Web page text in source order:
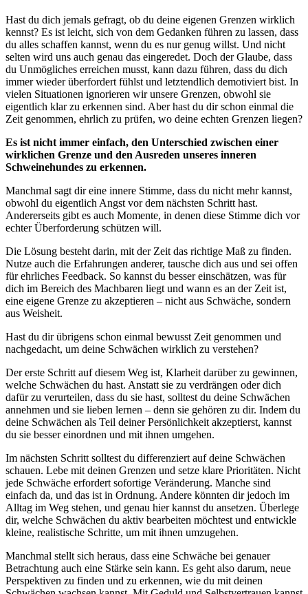
Hast du dich jemals gefragt, ob du deine eigenen Grenzen wirklich
kennst? Es ist leicht, sich von dem Gedanken führen zu lassen, dass
du alles schaffen kannst, wenn du es nur genug willst. Und nicht
selten wird uns auch genau das eingeredet. Doch der Glaube, dass
du Unmögliches erreichen musst, kann dazu führen, dass du dich
immer wieder überfordert fühlst und letztendlich demotiviert bist. In
vielen Situationen ignorieren wir unsere Grenzen, obwohl sie
eigentlich klar zu erkennen sind. Aber hast du dir schon einmal die
Zeit genommen, ehrlich zu prüfen, wo deine echten Grenzen liegen?
Es ist nicht immer einfach, den Unterschied zwischen einer
wirklichen Grenze und den Ausreden unseres inneren
Schweinehundes zu erkennen.
Manchmal sagt dir eine innere Stimme, dass du nicht mehr kannst,
obwohl du eigentlich Angst vor dem nächsten Schritt hast.
Andererseits gibt es auch Momente, in denen diese Stimme dich vor
echter Überforderung schützen will.
Die Lösung besteht darin, mit der Zeit das richtige Maß zu finden.
Nutze auch die Erfahrungen anderer, tausche dich aus und sei offen
für ehrliches Feedback. So kannst du besser einschätzen, was für
dich im Bereich des Machbaren liegt und wann es an der Zeit ist,
eine eigene Grenze zu akzeptieren – nicht aus Schwäche, sondern
aus Weisheit.
Hast du dir übrigens schon einmal bewusst Zeit genommen und
nachgedacht, um deine Schwächen wirklich zu verstehen?
Der erste Schritt auf diesem Weg ist, Klarheit darüber zu gewinnen,
welche Schwächen du hast. Anstatt sie zu verdrängen oder dich
dafür zu verurteilen, dass du sie hast, solltest du deine Schwächen
annehmen und sie lieben lernen – denn sie gehören zu dir. Indem du
deine Schwächen als Teil deiner Persönlichkeit akzeptierst, kannst
du sie besser einordnen und mit ihnen umgehen.
Im nächsten Schritt solltest du differenziert auf deine Schwächen
schauen. Lebe mit deinen Grenzen und setze klare Prioritäten. Nicht
jede Schwäche erfordert sofortige Veränderung. Manche sind
einfach da, und das ist in Ordnung. Andere könnten dir jedoch im
Alltag im Weg stehen, und genau hier kannst du ansetzen. Überlege
dir, welche Schwächen du aktiv bearbeiten möchtest und entwickle
kleine, realistische Schritte, um mit ihnen umzugehen.
Manchmal stellt sich heraus, dass eine Schwäche bei genauer
Betrachtung auch eine Stärke sein kann. Es geht also darum, neue
Perspektiven zu finden und zu erkennen, wie du mit deinen